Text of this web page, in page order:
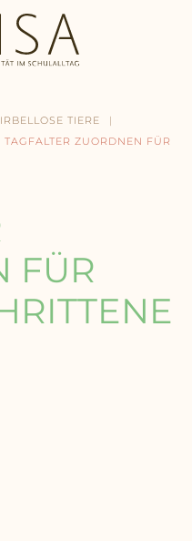
TIERE
TAGFALTER ZUORDNEN FÜR
FÜR